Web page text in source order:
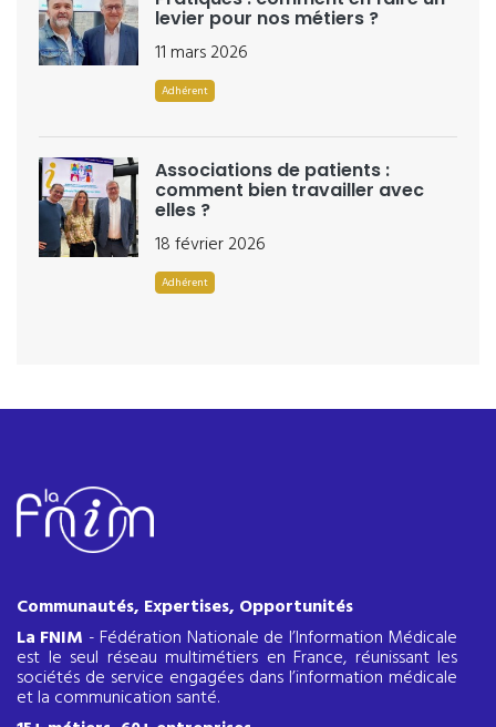
levier pour nos métiers ?
11 mars 2026
Adhérent
Associations de patients :
comment bien travailler avec
elles ?
18 février 2026
Adhérent
Communautés, Expertises, Opportunités
La FNIM - Fédération Nationale de l’Information Médicale
est le seul réseau multimétiers en France, réunissant les
sociétés de service engagées dans l’information médicale
et la communication santé.